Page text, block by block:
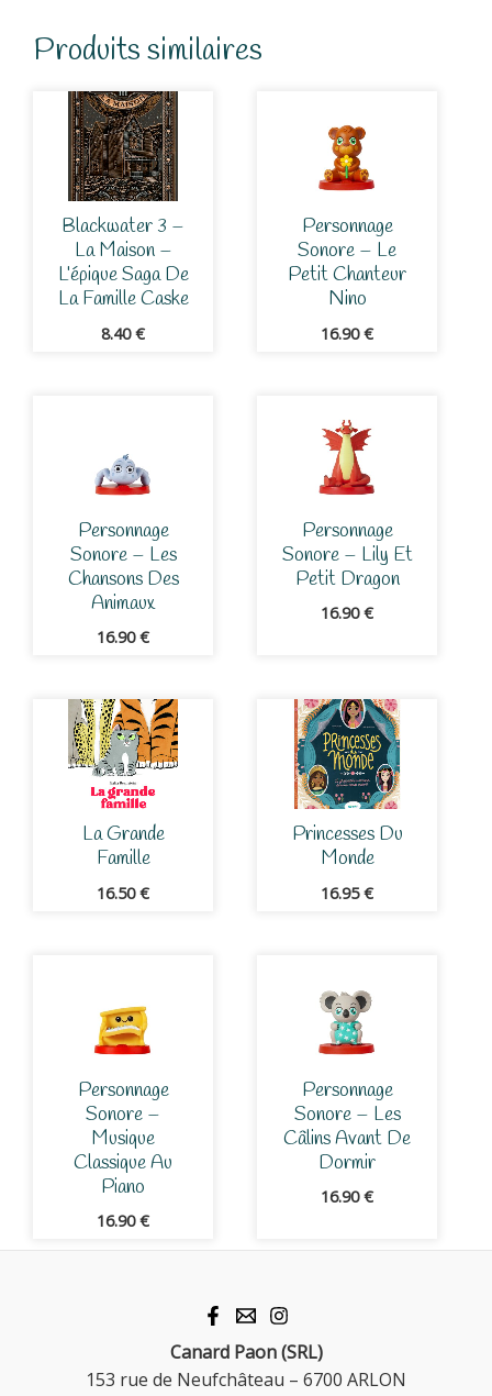
Produits similaires
Blackwater 3 –
La Maison –
L’épique Saga De
La Famille Caske
8.40€
Personnage
Sonore – Le
Petit Chanteur
Nino
16.90€
Personnage
Sonore – Les
Chansons Des
Animaux
16.90€
Personnage
Sonore – Lily Et
Petit Dragon
16.90€
La Grande
Famille
16.50€
Princesses Du
Monde
16.95€
Personnage
Sonore –
Musique
Classique Au
Piano
16.90€
Personnage
Sonore – Les
Câlins Avant De
Dormir
16.90€
Canard Paon (SRL)
153 rue de Neufchâteau – 6700 ARLON